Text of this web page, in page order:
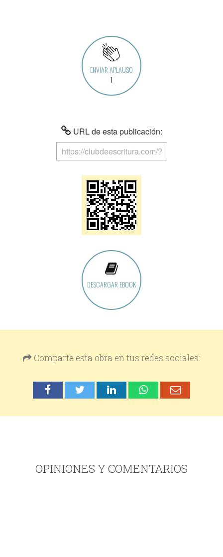
ENVIAR APLAUSO
1
URL de esta publicación:
DESCARGAR EBOOK
Comparte esta obra en tus redes sociales:
OPINIONES Y COMENTARIOS